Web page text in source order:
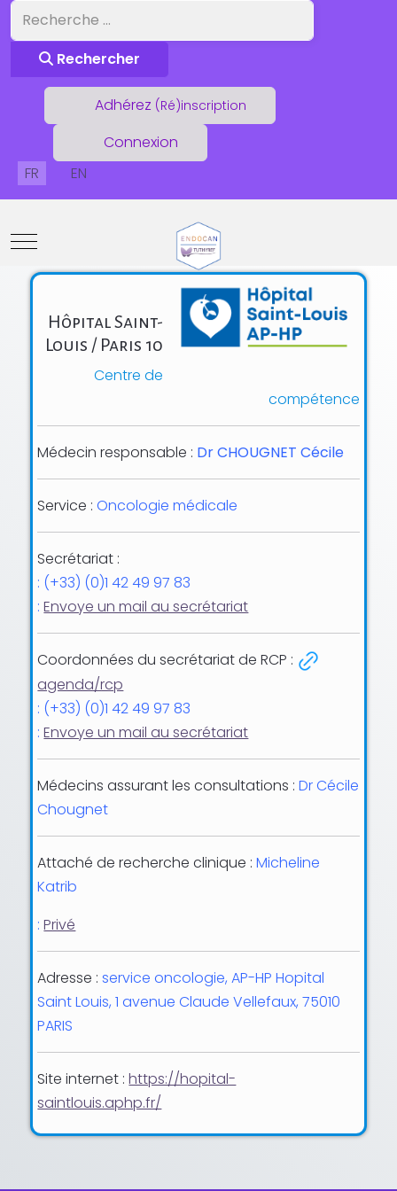
Rechercher
Rechercher
Adhérez (Ré)inscription
Connexion
Sélectionnez votre langue
FR EN
Mobile Menu Toggle
Mis à jour : 21 Août 2024
Hôpital Saint-
Louis / Paris 10
Centre de
compétence
Médecin responsable : Dr CHOUGNET Cécile
Service :Oncologie médicale
Secrétariat :
: (+33) (0)1 42 49 97 83
:Envoye un mail au secrétariat
Coordonnées du secrétariat de RCP :
agenda/rcp
: (+33) (0)1 42 49 97 83
:Envoye un mail au secrétariat
Médecins assurant les consultations :Dr Cécile
Chougnet
Attaché de recherche clinique : Micheline
Katrib
:Privé
Adresse :service oncologie, AP-HP Hopital
Saint Louis, 1 avenue Claude Vellefaux, 75010
PARIS
Site internet : https://hopital-
saintlouis.aphp.fr/